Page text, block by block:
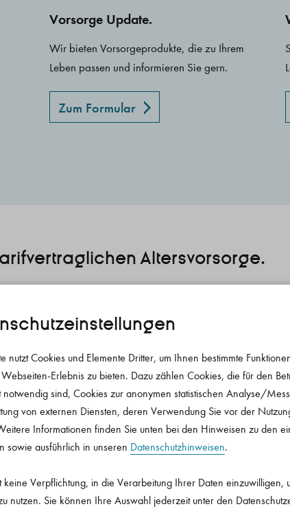
Vorsorge Update.
Wir bieten Vorsorgeprodukte, die zu Ihrem
Leben passen und informieren Sie gern.
Zum Formular
Altersvorsorge.
und weiteren Informationen der
werden.
Bezugsrechtsverfügung.
nutzt Cookies und Elemente Dritter, um Ihnen bestimmte
Erlebnis zu bieten. Dazu zählen Cookies, die für den
notwendig sind, Cookies zur anonymen statistischen Analyse/
von externen Diensten, deren Verwendung Sie vor der
Informationen finden Sie unten bei den Hinweisen zu den
sowie ausführlich in unseren Datenschutzhinweisen.
keine Verpflichtung, in die Verarbeitung Ihrer Daten einzuwilligen,
nutzen. Sie können Ihre Auswahl jederzeit unter den